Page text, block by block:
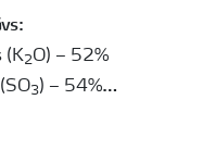
(K2O) – 52%
3) – 54%